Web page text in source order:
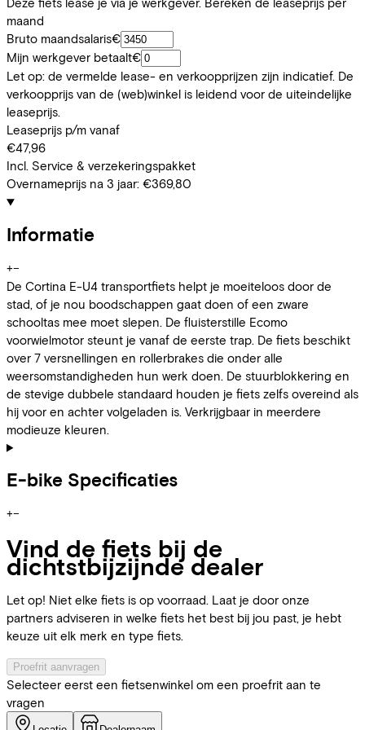
maand
Bruto maandsalaris€
Mijn werkgever betaalt€
Let op: de vermelde lease- en verkoopprijzen zijn indicatief. De
verkoopprijs van de (web)winkel is leidend voor de uiteindelijke
leaseprijs.
Leaseprijs p/m vanaf
€47,96
Incl. Service & verzekeringspakket
Overnameprijs na 3 jaar: €369,80
Informatie
+−
De Cortina E-U4 transportfiets helpt je moeiteloos door de
stad, of je nou boodschappen gaat doen of een zware
schooltas mee moet slepen. De fluisterstille Ecomo
voorwielmotor steunt je vanaf de eerste trap. De fiets beschikt
over 7 versnellingen en rollerbrakes die onder alle
weersomstandigheden hun werk doen. De stuurblokkering en
de stevige dubbele standaard houden je fiets zelfs overeind als
hij voor en achter volgeladen is. Verkrijgbaar in meerdere
modieuze kleuren.
E-bike Specificaties
+−
Vind de fiets bij de
dichtstbijzijnde dealer
Let op! Niet elke fiets is op voorraad. Laat je door onze
partners adviseren in welke fiets het best bij jou past, je hebt
keuze uit elk merk en type fiets.
Proefrit aanvragen
Selecteer eerst een fietsenwinkel om een proefrit aan te
vragen